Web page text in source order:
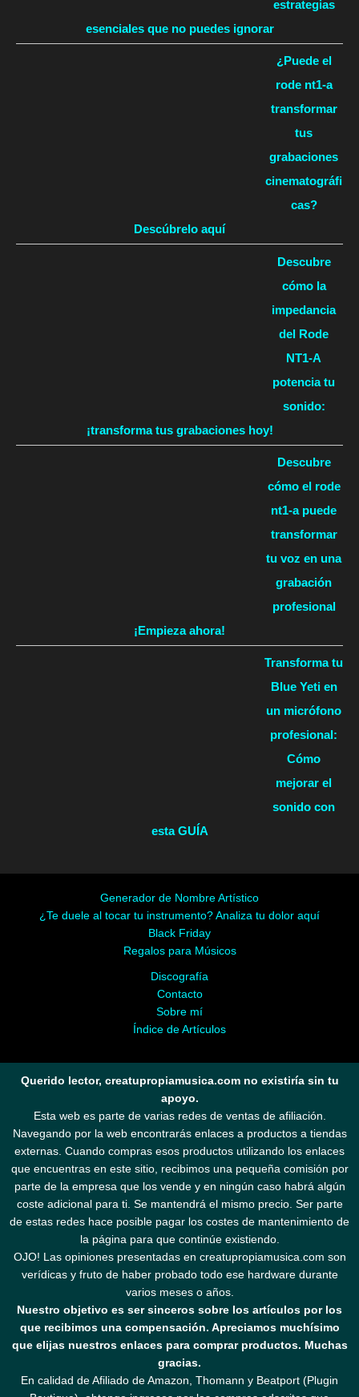
estrategias
esenciales que no puedes ignorar
¿Puede el
rode nt1-a
transformar
tus
grabaciones
cinematográfi
cas?
Descúbrelo aquí
Descubre
cómo la
impedancia
del Rode
NT1-A
potencia tu
sonido:
¡transforma tus grabaciones hoy!
Descubre
cómo el rode
nt1-a puede
transformar
tu voz en una
grabación
profesional
¡Empieza ahora!
Transforma tu
Blue Yeti en
un micrófono
profesional:
Cómo
mejorar el
sonido con
esta GUÍA
Generador de Nombre Artístico
¿Te duele al tocar tu instrumento? Analiza tu dolor aquí
Black Friday
Regalos para Músicos
Discografía
Contacto
Sobre mí
Índice de Artículos
Querido lector, creatupropiamusica.com no existiría sin tu
apoyo.
Esta web es parte de varias redes de ventas de afiliación.
Navegando por la web encontrarás enlaces a productos a tiendas
externas. Cuando compras esos productos utilizando los enlaces
que encuentras en este sitio, recibimos una pequeña comisión por
parte de la empresa que los vende y en ningún caso habrá algún
coste adicional para ti. Se mantendrá el mismo precio. Ser parte
de estas redes hace posible pagar los costes de mantenimiento de
la página para que continúe existiendo.
OJO! Las opiniones presentadas en creatupropiamusica.com son
verídicas y fruto de haber probado todo ese hardware durante
varios meses o años.
Nuestro objetivo es ser sinceros sobre los artículos por los
que recibimos una compensación. Apreciamos muchísimo
que elijas nuestros enlaces para comprar productos. Muchas
gracias.
En calidad de Afiliado de Amazon, Thomann y Beatport (Plugin